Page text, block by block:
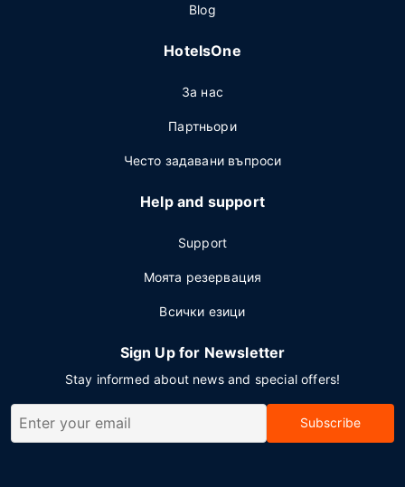
Blog
HotelsOne
За нас
Партньори
Често задавани въпроси
Help and support
Support
Моята резервация
Всички езици
Sign Up for Newsletter
Stay informed about news and special offers!
Subscribe